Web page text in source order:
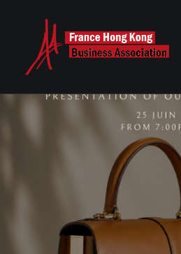
AGENDA DE NOS ÉVÉNEMENTS
ASSOCIATION FRANCE HONG KONG
RECHERCHE